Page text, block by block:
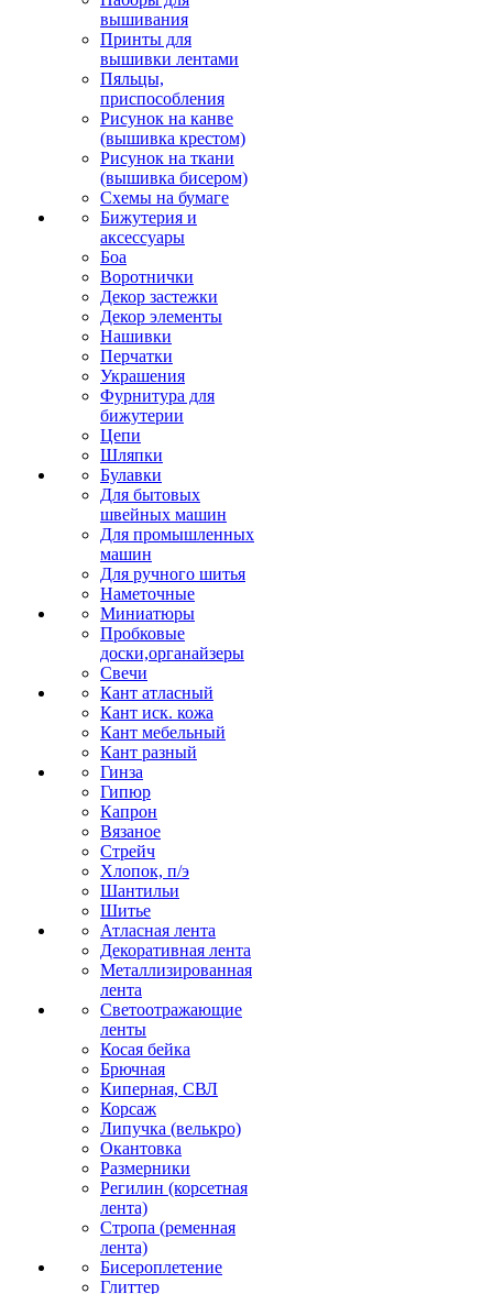
вышивания
Принты для
вышивки лентами
Пяльцы,
приспособления
Рисунок на канве
(вышивка крестом)
Рисунок на ткани
(вышивка бисером)
Схемы на бумаге
Бижутерия и
аксессуары
Боа
Воротнички
Декор застежки
Декор элементы
Нашивки
Перчатки
Украшения
Фурнитура для
бижутерии
Цепи
Шляпки
Булавки
Для бытовых
швейных машин
Для промышленных
машин
Для ручного шитья
Наметочные
Миниатюры
Пробковые
доски,органайзеры
Свечи
Кант атласный
Кант иск. кожа
Кант мебельный
Кант разный
Гинза
Гипюр
Капрон
Вязаное
Стрейч
Хлопок, п/э
Шантильи
Шитье
Атласная лента
Декоративная лента
Металлизированная
лента
Светоотражающие
ленты
Косая бейка
Брючная
Киперная, СВЛ
Корсаж
Липучка (велькро)
Окантовка
Размерники
Регилин (корсетная
лента)
Стропа (ременная
лента)
Бисероплетение
Глиттер